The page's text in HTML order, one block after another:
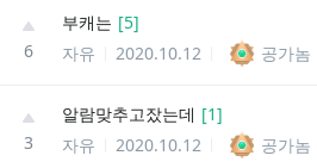
6
부캐는 [5]
자유
2020.10.12 공가놈
3
알람맞추고잤는데 [1]
자유
2020.10.12 공가놈